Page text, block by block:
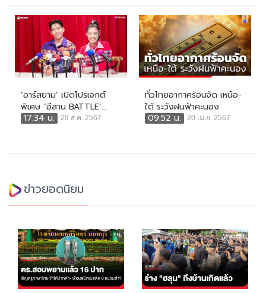
‘อาร์สยาม’ เปิดโปรเจกต์
พิเศษ ‘อีสาน BATTLE’...
17:34 น.
29 ส.ค. 2567
ทั่วไทยอากาศร้อนจัด เหนือ-
ใต้ ระวังฝนฟ้าคะนอง
09:52 น.
20 เม.ย. 2567
ข่าวยอดนิยม